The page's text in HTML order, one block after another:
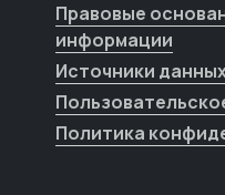
Правовые
информации
Источники
Политика